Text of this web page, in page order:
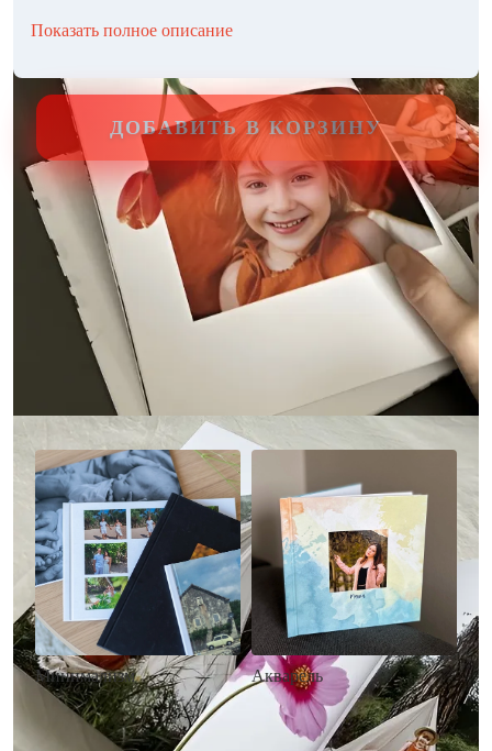
Показать полное описание
ДОБАВИТЬ В КОРЗИНУ
Другие стили фотокниг
Минимализм
• Без декора
• Выбор цвета фона
Акварель
• Декор в стиле
акварельных красок